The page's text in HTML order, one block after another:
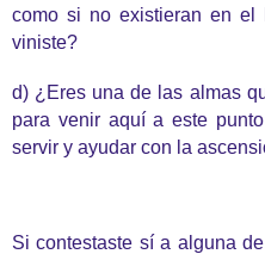
como si no existieran en el
viniste?
d) ¿Eres una de las almas
para venir aquí a este
servir y ayudar con la
Si contestaste sí a alguna